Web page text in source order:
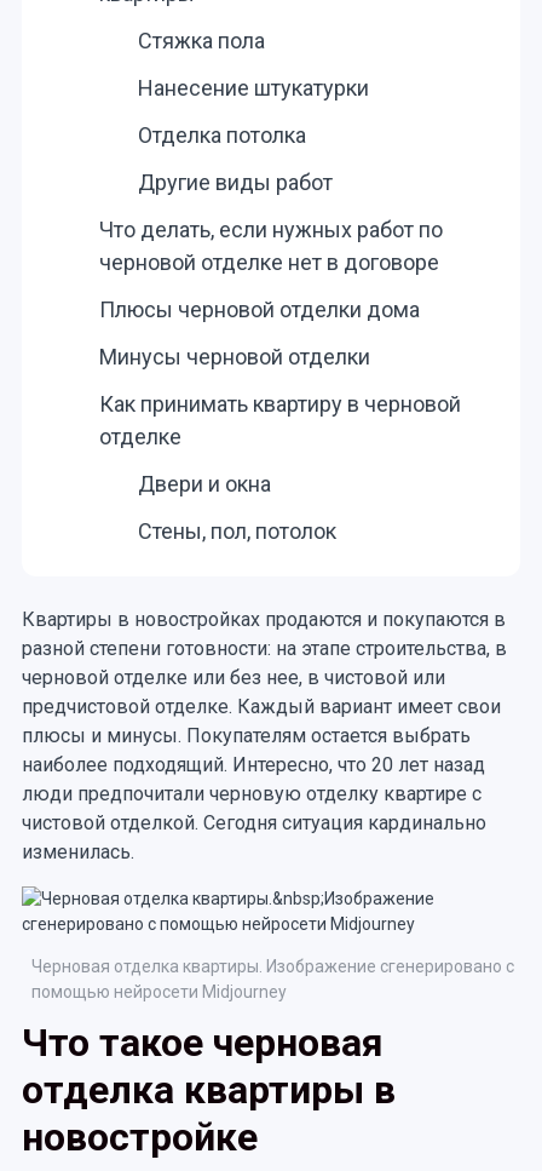
Стяжка пола
Нанесение штукатурки
Отделка потолка
Другие виды работ
Что делать, если нужных работ по
черновой отделке нет в договоре
Плюсы черновой отделки дома
Минусы черновой отделки
Как принимать квартиру в черновой
отделке
Двери и окна
Стены, пол, потолок
Квартиры в новостройках продаются и покупаются в
разной степени готовности: на этапе строительства, в
черновой отделке или без нее, в чистовой или
предчистовой отделке. Каждый вариант имеет свои
плюсы и минусы. Покупателям остается выбрать
наиболее подходящий. Интересно, что 20 лет назад
люди предпочитали черновую отделку квартире с
чистовой отделкой. Сегодня ситуация кардинально
изменилась.
Черновая отделка квартиры. Изображение сгенерировано с
помощью нейросети Midjourney
Что такое черновая
отделка квартиры в
новостройке